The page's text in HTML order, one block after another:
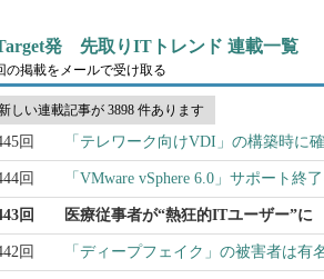
発 先取りITトレンド 連載一覧
の掲載をメールで受け取る
しい連載記事が 3898 件あります
「テレワーク向けVDI」の構築時に
「VMware vSphere 6.0」サポート終
医療従事者が“熱狂的ITユーザー”
「ディープフェイク」の被害者は有